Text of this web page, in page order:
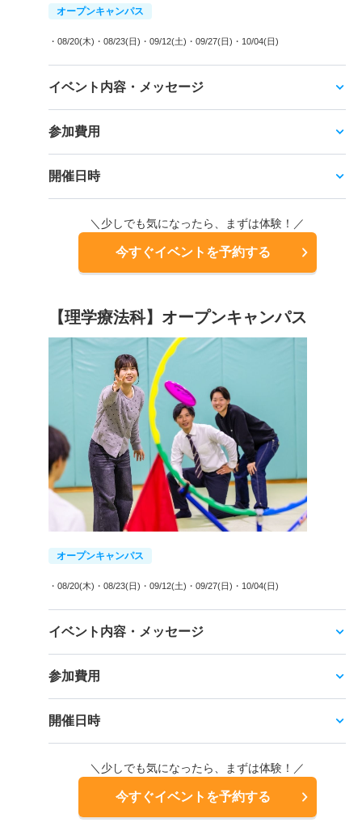
オープンキャンパス
・08/20(木) ・08/23(日) ・09/12(土) ・09/27(日) ・10/04(日)
イベント内容・メッセージ
参加費用
開催日時
＼少しでも気になったら、まずは体験！／
今すぐイベントを予約する
【理学療法科】オープンキャンパス
オープンキャンパス
・08/20(木) ・08/23(日) ・09/12(土) ・09/27(日) ・10/04(日)
イベント内容・メッセージ
参加費用
開催日時
＼少しでも気になったら、まずは体験！／
今すぐイベントを予約する